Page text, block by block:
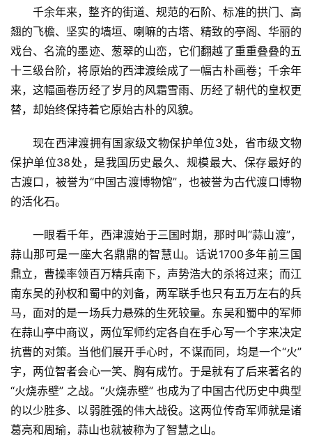
千余年来，整齐的街道、规范的石阶、标准的拱门、高
翘的飞檐、坚实的墙垣、喇嘛的古塔、精致的亭阁、华丽的
戏台、名流的墨迹、葱翠的山峦，它们翻越了重重叠叠的五
十三级台阶，将原始的西津渡绘成了一幅古朴画卷；千余年
来，这幅画卷历经了岁月的风霜雪雨、历经了朝代的皇权更
替，却始终保持着它原始古朴的风貌。
现在西津渡拥有国家级文物保护单位3处，省市级文物
保护单位38处，是我国历史最久、规模最大、保存最好的
古渡口，被誉为“中国古渡博物馆”，也被誉为古代渡口博物
的活化石。
一眼看千年，西津渡始于三国时期，那时叫“蒜山渡”，
蒜山那可是一座大名鼎鼎的智慧山。话说1700多年前三国
鼎立，曹操率领百万精兵南下，声势浩大的杀将过来；而江
南东吴的孙权和蜀中的刘备，两军联手也只有五万左右的兵
马，面对的是一场兵力悬殊的生死较量。东吴和蜀中的军师
在蒜山亭中商议，两位军师约定各自在手心写一个字来决定
抗曹的对策。当他们展开手心时，不谋而同，均是一个“火”
字，两位智者会心一笑、胸有成竹。于是就有了后来著名的
“火烧赤壁” 之战。“火烧赤壁” 也成为了中国古代历史中典型
的以少胜多、以弱胜强的伟大战役。这两位传奇军师就是诸
葛亮和周瑜，蒜山也就被称为了智慧之山。